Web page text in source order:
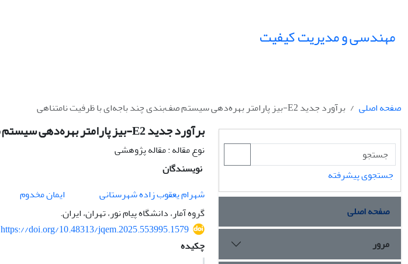
مهندسی و مدیریت کیفیت
صفحه اصلی برآورد جدید E2-بیز پارامتر بهره‌دهی سیستم صف‌بندی چند باجه‌ای با ظرفیت نامتناهی
برآورد جدید E2-بیز پارامتر بهره‌دهی سیستم صف‌بندی چند باجه‌ای با ظرفیت نامتناهی
نوع مقاله : مقاله پژوهشی
نویسندگان
شهرام یعقوب زاده شهرستانی
ایمان مخدوم
گروه آمار، دانشگاه پیام نور، تهران، ایران.
https://doi.org/10.48313/jqem.2025.553995.1579
چکیده
جستجوی پیشرفته
صفحه اصلی
مرور